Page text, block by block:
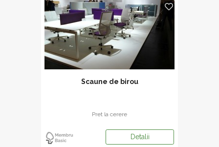
Scaune de birou
Pret la cerere
Detalii